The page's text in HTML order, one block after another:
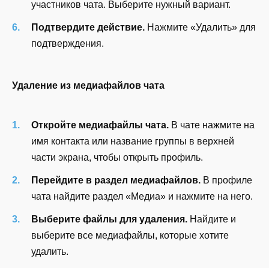
участников чата. Выберите нужный вариант.
Подтвердите действие. Нажмите «Удалить» для
подтверждения.
Удаление из медиафайлов чата
Откройте медиафайлы чата. В чате нажмите на
имя контакта или название группы в верхней
части экрана, чтобы открыть профиль.
Перейдите в раздел медиафайлов. В профиле
чата найдите раздел «Медиа» и нажмите на него.
Выберите файлы для удаления. Найдите и
выберите все медиафайлы, которые хотите
удалить.